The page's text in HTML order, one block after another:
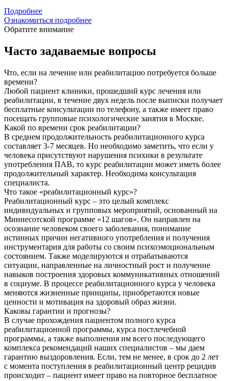
Подробнее
Ознакомиться подробнее
Обратите внимание
Часто задаваемые вопросы
Что, если на лечение или реабилитацию потребуется больше
времени?
Любой пациент клиники, прошедший курс лечения или
реабилитации, в течение двух недель после выписки получает
бесплатные консультации по телефону, а также имеет право
посещать групповые психологические занятия в Москве.
Какой по времени срок реабилитации?
В среднем продолжительность реабилитационного курса
составляет 3-7 месяцев. Но необходимо заметить, что если у
человека присутствуют нарушения психики в результате
употребления ПАВ, то курс реабилитации может иметь более
продолжительный характер. Необходима консультация
специалиста.
Что такое «реабилитационный курс»?
Реабилитационный курс – это целый комплекс
индивидуальных и групповых мероприятий, основанный на
Миннесотской программе «12 шагов». Он направлен на
осознание человеком своего заболевания, понимание
истинных причин негативного употребления и получения
инструментария для работы со своим психоэмоциональным
состоянием. Также моделируются и отрабатываются
ситуации, направленные на личностный рост и получение
навыков построения здоровых коммуникативных отношений
в социуме. В процессе реабилитационного курса у человека
меняются жизненные принципы, приобретаются новые
ценности и мотивация на здоровый образ жизни.
Каковы гарантии и прогнозы?
В случае прохождения пациентом полного курса
реабилитационной программы, курса постлечебной
программы, а также выполнения им всего последующего
комплекса рекомендаций наших специалистов – мы даем
гарантию выздоровления. Если, тем не менее, в срок до 2 лет
с момента поступления в реабилитационный центр рецидив
происходит – пациент имеет право на повторное бесплатное